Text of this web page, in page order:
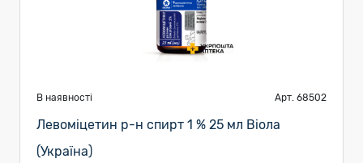
В наявності Арт. 68502
Левоміцетин р-н спирт 1 % 25 мл Віола
(Україна)